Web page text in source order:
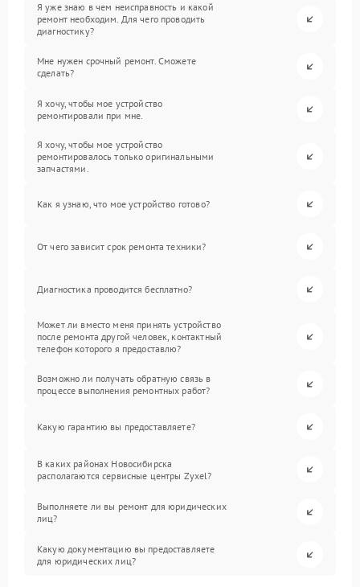
Я уже знаю в чем неисправность и какой
ремонт необходим. Для чего проводить
диагностику?
Мне нужен срочный ремонт. Сможете
сделать?
Я хочу, чтобы мое устройство
ремонтировали при мне.
Я хочу, чтобы мое устройство
ремонтировалось только оригинальными
запчастями.
Как я узнаю, что мое устройство готово?
От чего зависит срок ремонта техники?
Диагностика проводится бесплатно?
Может ли вместо меня принять устройство
после ремонта другой человек, контактный
телефон которого я предоставлю?
Возможно ли получать обратную связь в
процессе выполнения ремонтных работ?
Какую гарантию вы предоставляете?
В каких районах Новосибирска
располагаются сервисные центры Zyxel?
Выполняете ли вы ремонт для юридических
лиц?
Какую документацию вы предоставляете
для юридических лиц?